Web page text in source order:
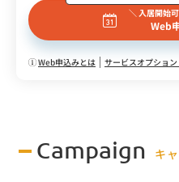
＼ 入居開始
Web
Web申込みとは サービスオプショ
Campaign キ